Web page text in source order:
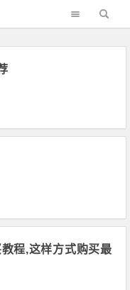
程,这样方式购买最